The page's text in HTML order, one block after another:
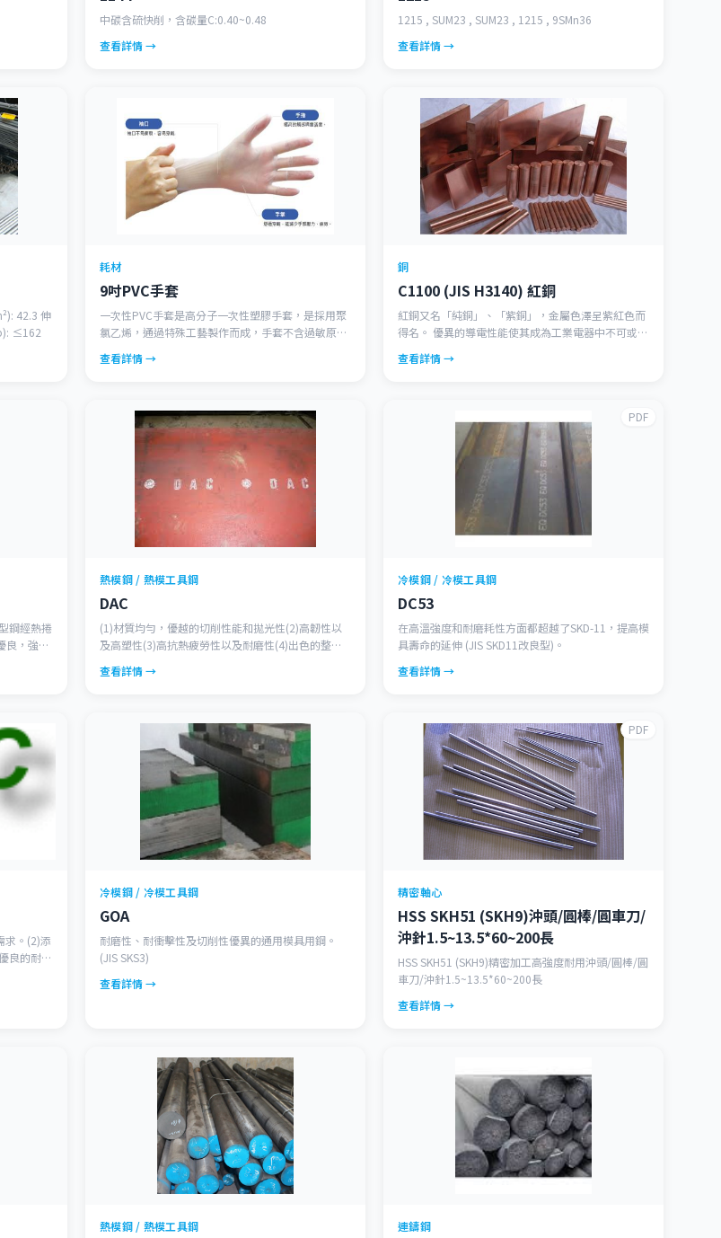
中碳含硫快削，含碳量C:0.40~0.48
查看詳情 →
1215 , SUM23 , SUM23 , 1215 , 9SMn36
查看詳情 →
42.3 伸
≤162
耗材
9吋PVC手套
一次性PVC手套是高分子一次性塑膠手套，是採用聚
氯乙烯，通過特殊工藝製作而成，手套不含過敏原，
有較強的化學抗性、防靜電性能，良好的靈活性和觸
查看詳情 →
銅
C1100 (JIS H3140) 紅銅
紅銅又名「純銅」、「紫銅」，金屬色澤呈紫紅色而
得名。 優異的導電性能使其成為工業電器中不可或缺
熱模組。 絕佳的延展與加工性使其容易製作高品質的
查看詳情 →
鋼經熱捲
良，強度
可自組
熱模鋼 / 熱模工具鋼
DAC
(1)材質均勻，優越的切削性能和拋光性(2)高韌性以
及高塑性(3)高抗熱疲勞性以及耐磨性(4)出色的整體
(7)與傳統鋼材相比具有更好的等向性，各個方向都有
查看詳情 →
PDF
冷模鋼 / 冷模工具鋼
DC53
在高溫強度和耐磨耗性方面都超越了SKD-11，提高模
具壽命的延伸 (JIS SKD11改良型)。
查看詳情 →
求。(2)添
良的耐高
冷模鋼 / 冷模工具鋼
GOA
耐磨性、耐衝擊性及切削性優異的通用模具用鋼。
(JIS SKS3)
查看詳情 →
PDF
精密軸心
HSS SKH51 (SKH9)沖頭/圓棒/圓車刀/
沖針1.5~13.5*60~200長
HSS SKH51 (SKH9)精密加工高強度耐用沖頭/圓棒/圓
車刀/沖針1.5~13.5*60~200長
查看詳情 →
熱模鋼 / 熱模工具鋼 連鑄鋼